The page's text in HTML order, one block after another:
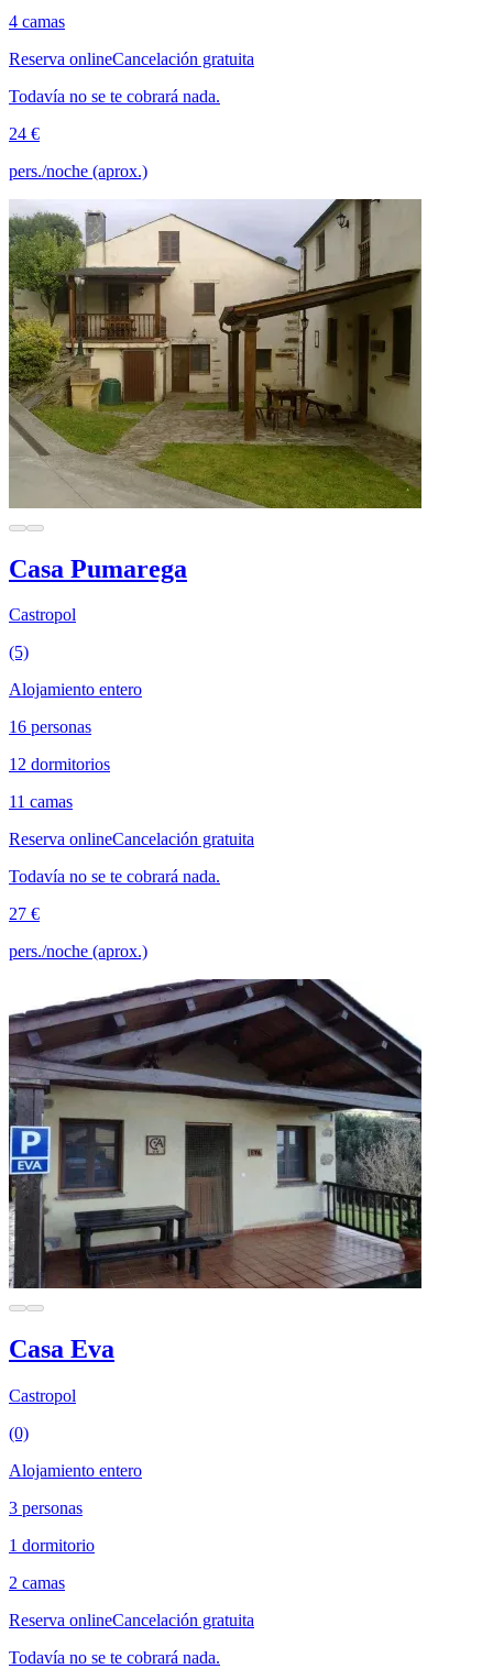
4 camas
Reserva onlineCancelación gratuita
Todavía no se te cobrará nada.
24 €
pers./noche (aprox.)
Casa Pumarega
Castropol
(5)
Alojamiento entero
16 personas
12 dormitorios
11 camas
Reserva onlineCancelación gratuita
Todavía no se te cobrará nada.
27 €
pers./noche (aprox.)
Casa Eva
Castropol
(0)
Alojamiento entero
3 personas
1 dormitorio
2 camas
Reserva onlineCancelación gratuita
Todavía no se te cobrará nada.